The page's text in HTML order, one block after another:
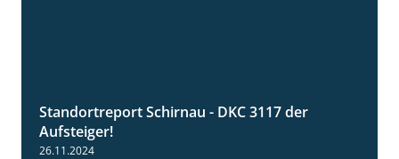
3:00
Standortreport Schirnau - DKC 3117 der
Aufsteiger!
26.11.2024